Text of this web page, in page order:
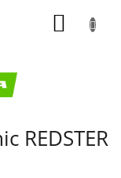
REDSTER